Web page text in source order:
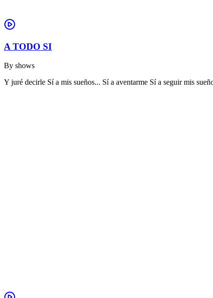
A TODO SI
By shows
Y juré decirle Sí a mis sueños... Sí a aventarme Sí a seguir mis